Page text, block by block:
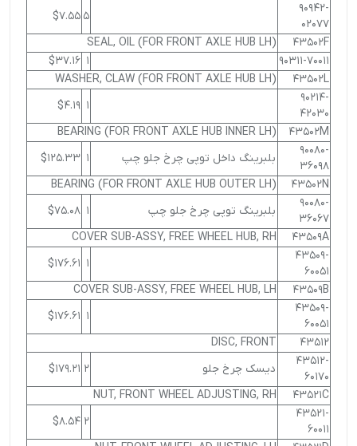
90942-
02077
5
$7.55
43502F
SEAL, OIL (FOR FRONT AXLE HUB LH)
90311-70011
1
$37.16
43502L
WASHER, CLAW (FOR FRONT AXLE HUB LH)
90214-
42030
1
$4.19
43502M
BEARING (FOR FRONT AXLE HUB INNER LH)
90080-
36098
بلبرینگ داخل توپی چرخ جلو چپ 1
$125.33
43502N
BEARING (FOR FRONT AXLE HUB OUTER LH)
90080-
36067
بلبرینگ توپی چرخ جلو چپ 1
$75.08
43509A
COVER SUB-ASSY, FREE WHEEL HUB, RH
43509-
60051
1
$176.61
43509B
COVER SUB-ASSY, FREE WHEEL HUB, LH
43509-
60051
1
$176.61
43512
DISC, FRONT
43512-
60170
دیسک چرخ جلو 2
$179.21
43521C
NUT, FRONT WHEEL ADJUSTING, RH
43521-
60011
2
$8.54